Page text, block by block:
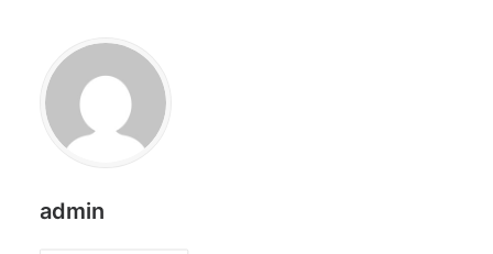
admin